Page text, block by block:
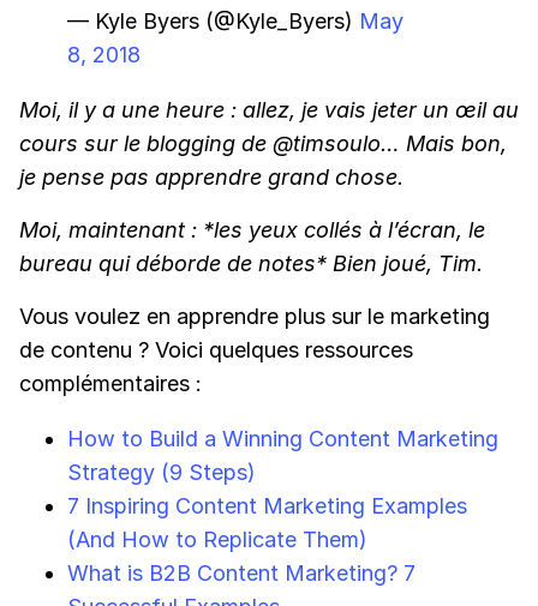
— Kyle Byers (@Kyle_Byers) May
8, 2018
Moi, il y a une heure : allez, je vais jeter un œil au
cours sur le blogging de @timsoulo… Mais bon,
je pense pas apprendre grand chose.
Moi, maintenant : *les yeux collés à l’écran, le
bureau qui déborde de notes* Bien joué, Tim.
Vous voulez en apprendre plus sur le marketing
de contenu ? Voici quelques ressources
complémentaires :
How to Build a Winning Content Marketing
Strategy (9 Steps)
7 Inspiring Content Marketing Examples
(And How to Replicate Them)
What is B2B Content Marketing? 7